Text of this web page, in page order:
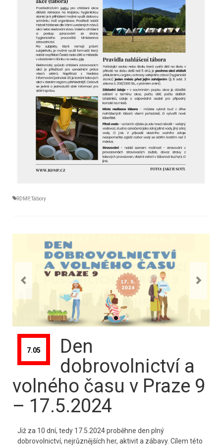
RDMP,Tábory
7.05
Den
dobrovolnictví a
volného času v Praze 9
– 17.5.2024
Již za 10 dní, tedy 17.5.2024 proběhne den plný
dobrovolnictví, nejrůznějších her, aktivit a zábavy. Cílem této